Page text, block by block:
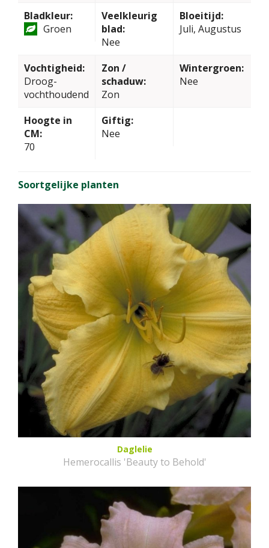
Bladkleur:
Groen
Veelkleurig
blad:
Nee
Bloeitijd:
Juli, Augustus
Vochtigheid:
Droog-
vochthoudend
Zon /
schaduw:
Zon
Wintergroen:
Nee
Hoogte in
CM:
70
Giftig:
Nee
Soortgelijke planten
Daglelie
Hemerocallis 'Beauty to Behold'